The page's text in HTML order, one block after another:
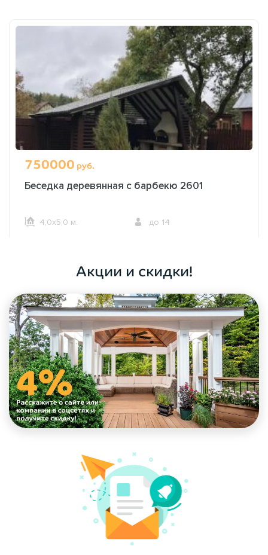
750000 руб.
Беседка деревянная с барбекю 2601
4,0х5,0 м. до 14
Акции и скидки!